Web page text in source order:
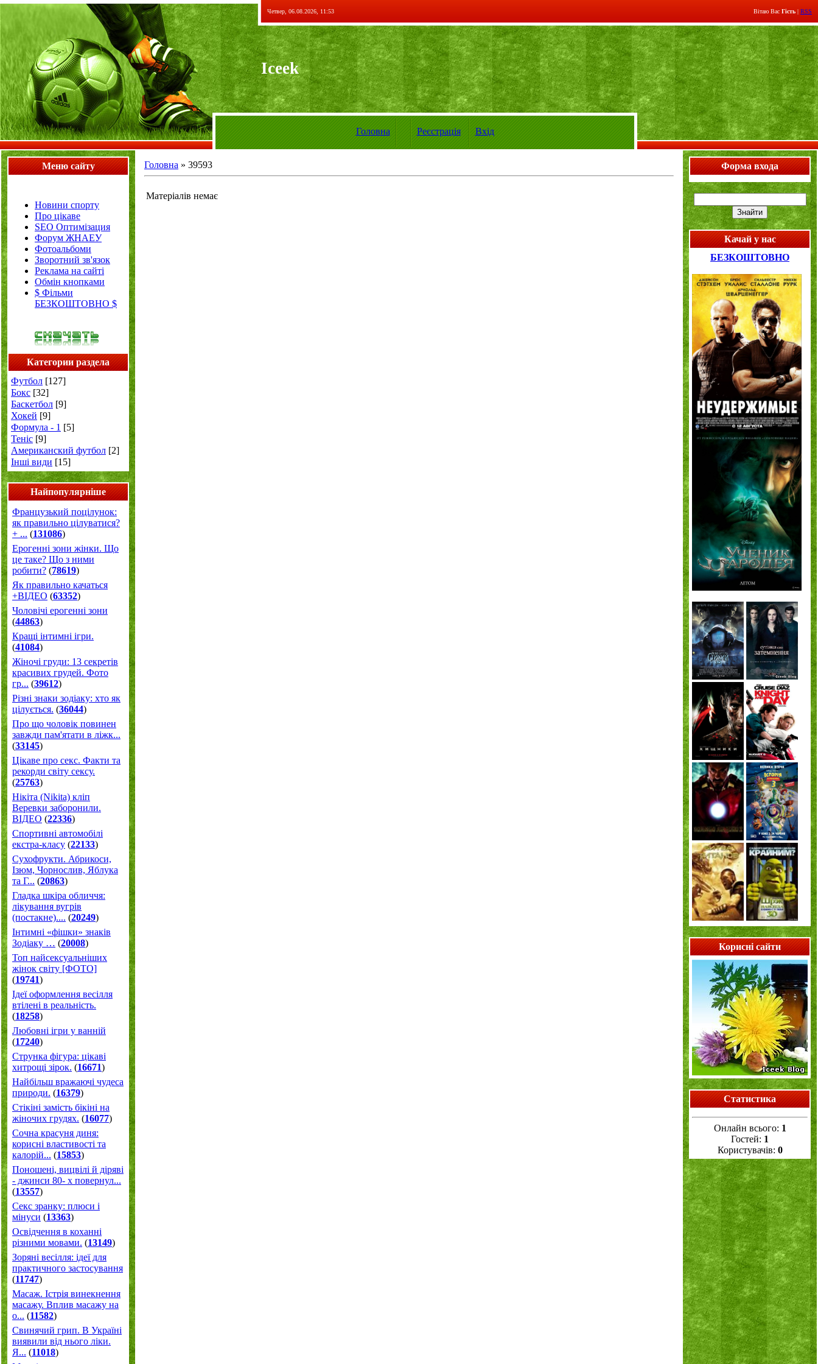
Четвер, 06.08.2026, 11:53 Вітаю Вас Гість | RSS
Iceek
Головна Реєстрація Вхід
Меню сайту
Новини спорту
Про цікаве
SEO Оптимізация
Форум ЖНАЕУ
Фотоальбоми
Зворотний зв'язок
Реклама на сайті
Обмін кнопками
$ Фільми
БЕЗКОШТОВНО $
Категории раздела
Футбол [127]
Бокс [32]
Баскетбол [9]
Хокей [9]
Формула - 1 [5]
Теніс [9]
Американский футбол [2]
Інші види [15]
Найпопулярніше
Французький поцілунок:
як правильно цілуватися?
+ ... (131086)
Ерогенні зони жінки. Що
це таке? Що з ними
робити? (78619)
Як правильно качаться
+ВІДЕО (63352)
Чоловічі ерогенні зони
(44863)
Кращі інтимні ігри.
(41084)
Жіночі груди: 13 секретів
красивих грудей. Фото
гр... (39612)
Різні знаки зодіаку: хто як
цілується. (36044)
Про що чоловік повинен
завжди пам'ятати в ліжк...
(33145)
Цікаве про секс. Факти та
рекорди світу сексу.
(25763)
Нікіта (Nikita) кліп
Веревки заборонили.
ВІДЕО (22336)
Спортивні автомобілі
екстра-класу (22133)
Cухофрукти. Абрикоси,
Ізюм, Чорнослив, Яблука
та Г... (20863)
Гладка шкіра обличчя:
лікування вугрів
(постакне).... (20249)
Інтимні «фішки» знаків
Зодіаку … (20008)
Топ найсексуальніших
жінок світу [ФОТО]
(19741)
Ідеї оформлення весілля
втілені в реальність.
(18258)
Любовні ігри у ванній
(17240)
Струнка фігура: цікаві
хитрощі зірок. (16671)
Найбільш вражаючі чудеса
природи. (16379)
Стікіні замість бікіні на
жіночих грудях. (16077)
Сочна красуня диня:
корисні властивості та
калорій... (15853)
Поношені, вицвілі й діряві
- джинси 80- х повернул...
(13557)
Секс зранку: плюси і
мінуси (13363)
Освідчення в коханні
різними мовами. (13149)
Зоряні весілля: ідеї для
практичного застосування
(11747)
Масаж. Істрія винекнення
масажу. Вплив масажу на
о... (11582)
Свинячий грип. В Україні
виявили від нього ліки.
Я... (11018)
Головна » 39593
Матеріалів немає
Форма входа
Качай у нас
БЕЗКОШТОВНО
Корисні сайти
Статистика
Онлайн всього: 1
Гостей: 1
Користувачів: 0